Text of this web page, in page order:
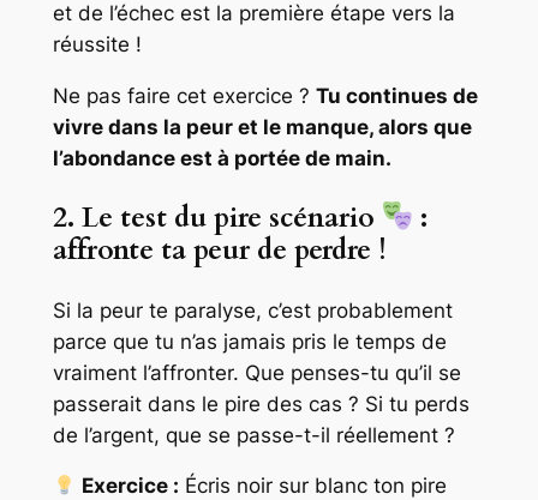
et de l’échec est la première étape vers la
réussite !
Ne pas faire cet exercice ? Tu continues de
vivre dans la peur et le manque, alors que
l’abondance est à portée de main.
2. Le test du pire scénario
:
affronte ta peur de perdre !
Si la peur te paralyse, c’est probablement
parce que tu n’as jamais pris le temps de
vraiment l’affronter. Que penses-tu qu’il se
passerait dans le pire des cas ? Si tu perds
de l’argent, que se passe-t-il réellement ?
Exercice : Écris noir sur blanc ton pire